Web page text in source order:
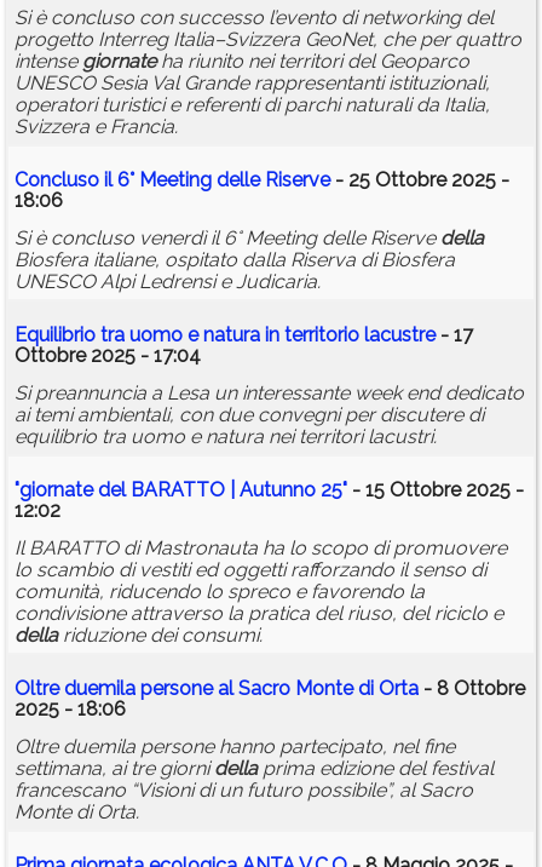
Si è concluso con successo l’evento di networking del
progetto Interreg Italia–Svizzera GeoNet, che per quattro
intense giornateha riunito nei territori del Geoparco
UNESCO Sesia Val Grande rappresentanti istituzionali,
operatori turistici e referenti di parchi naturali da Italia,
Svizzera e Francia.
Concluso il 6° Meeting delle Riserve- 25 Ottobre 2025 -
18:06
Si è concluso venerdì il 6° Meeting delle Riserve della
Biosfera italiane, ospitato dalla Riserva di Biosfera
UNESCO Alpi Ledrensi e Judicaria.
Equilibrio tra uomo e natura in territorio lacustre- 17
Ottobre 2025 - 17:04
Si preannuncia a Lesa un interessante week end dedicato
ai temi ambientali, con due convegni per discutere di
equilibrio tra uomo e natura nei territori lacustri.
"giornatedel BARATTO | Autunno 25" - 15 Ottobre 2025 -
12:02
Il BARATTO di Mastronauta ha lo scopo di promuovere
lo scambio di vestiti ed oggetti rafforzando il senso di
comunità, riducendo lo spreco e favorendo la
condivisione attraverso la pratica del riuso, del riciclo e
dellariduzione dei consumi.
Oltre duemila persone al Sacro Monte di Orta - 8 Ottobre
2025 - 18:06
Oltre duemila persone hanno partecipato, nel fine
settimana, ai tre giornidellaprima edizione del festival
francescano “Visioni di un futuro possibile”, al Sacro
Monte di Orta.